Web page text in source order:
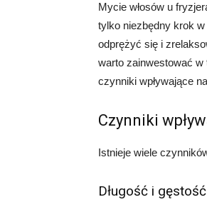
Mycie włosów u
tylko niezbędny krok
odprężyć się i
warto zainwestować w
czynniki wpływające
Czynniki
Istnieje wiele
Długość i